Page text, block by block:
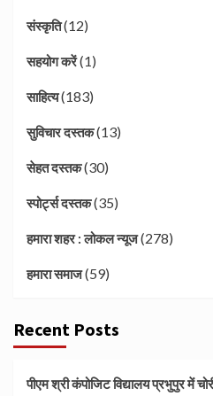
संस्कृति(12)
सहयोग करें(1)
साहित्य(183)
सुविचार दस्तक(13)
सेहत दस्तक(30)
स्पोर्ट्स दस्तक(35)
हमारा शहर : लोकल न्यूज(278)
हमारा समाज(59)
Recent Posts
पीएम श्री कंपोजिट विद्यालय प्रभुपुर में